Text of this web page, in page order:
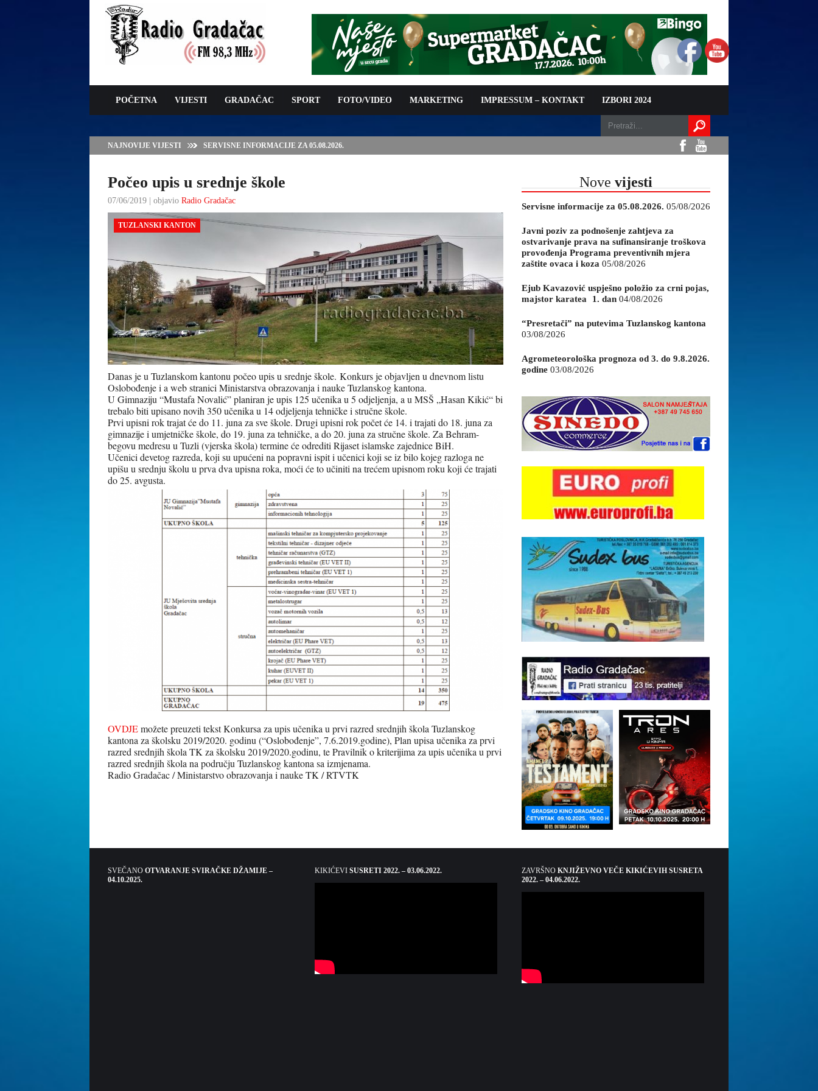
POČETNA VIJESTI GRADAČAC SPORT FOTO/VIDEO MARKETING IMPRESSUM – KONTAKT IZBORI 2024
NAJNOVIJE VIJESTI
JAVNI POZIV ZA PODNOŠENJE ZAHTJEVA ZA OSTVARIVANJE PRAVA NA
SUFINANSIRANJE TROŠKOVA PROVOĐENJA PROGRAMA PREVENTIVNIH MJERA
Počeo upis u srednje škole
07/06/2019 | objavio Radio Gradačac
TUZLANSKI KANTON
Danas je u Tuzlanskom kantonu počeo upis u srednje škole. Konkurs je objavljen u dnevnom listu
Oslobođenje i a web stranici Ministarstva obrazovanja i nauke Tuzlanskog kantona.
U Gimnaziju “Mustafa Novalić” planiran je upis 125 učenika u 5 odjeljenja, a u MSŠ „Hasan Kikić“ bi
trebalo biti upisano novih 350 učenika u 14 odjeljenja tehničke i stručne škole.
Prvi upisni rok trajat će do 11. juna za sve škole. Drugi upisni rok počet će 14. i trajati do 18. juna za
gimnazije i umjetničke škole, do 19. juna za tehničke, a do 20. juna za stručne škole. Za Behram-
begovu medresu u Tuzli (vjerska škola) termine će odrediti Rijaset islamske zajednice BiH.
Učenici devetog razreda, koji su upućeni na popravni ispit i učenici koji se iz bilo kojeg razloga ne
upišu u srednju školu u prva dva upisna roka, moći će to učiniti na trećem upisnom roku koji će trajati
do 25. avgusta.
OVDJEmožete preuzeti tekst Konkursa za upis učenika u prvi razred srednjih škola Tuzlanskog
kantona za školsku 2019/2020. godinu (“Oslobođenje”, 7.6.2019.godine), Plan upisa učenika za prvi
razred srednjih škola TK za školsku 2019/2020.godinu, te Pravilnik o kriterijima za upis učenika u prvi
razred srednjih škola na području Tuzlanskog kantona sa izmjenama.
Radio Gradačac / Ministarstvo obrazovanja i nauke TK / RTVTK
Nove vijesti
Servisne informacije za 05.08.2026. 05/08/2026
Javni poziv za podnošenje zahtjeva za
ostvarivanje prava na sufinansiranje troškova
provođenja Programa preventivnih mjera
zaštite ovaca i koza 05/08/2026
Ejub Kavazović uspješno položio za crni pojas,
majstor karatea 1. dan 04/08/2026
“Presretači” na putevima Tuzlanskog kantona
03/08/2026
Agrometeorološka prognoza od 3. do 9.8.2026.
godine 03/08/2026
SVEČANO OTVARANJE SVIRAČKE DŽAMIJE –
04.10.2025.
KIKIĆEVI SUSRETI 2022. – 03.06.2022. ZAVRŠNO KNJIŽEVNO VEČE KIKIĆEVIH SUSRETA
2022. – 04.06.2022.